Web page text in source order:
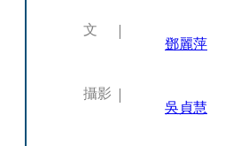
文
鄧麗萍
攝影
吳貞慧